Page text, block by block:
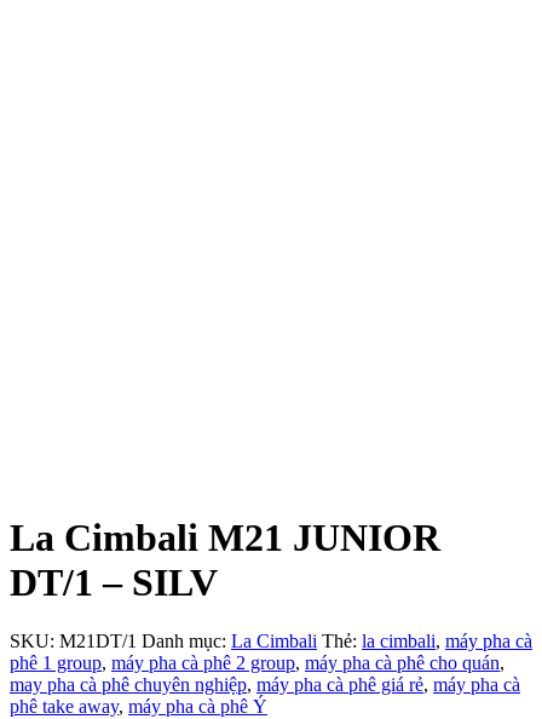
La Cimbali M21 JUNIOR
DT/1 – SILV
SKU: M21DT/1 Danh mục: La Cimbali Thẻ: la cimbali, máy pha cà
phê 1 group, máy pha cà phê 2 group, máy pha cà phê cho quán,
may pha cà phê chuyên nghiệp, máy pha cà phê giá rẻ, máy pha cà
phê take away, máy pha cà phê Ý